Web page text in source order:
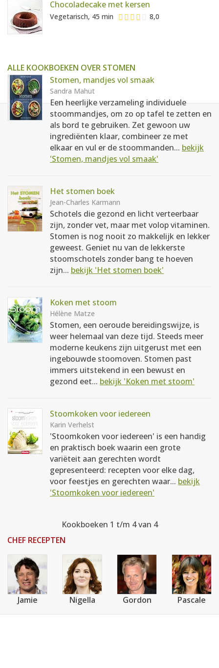
Chocoladecake met kersen
Vegetarisch, 45 min 8,0
ALLE KOOKBOEKEN OVER STOMEN
Stomen, mandjes vol smaak
Sandra Mahut
Een heerlijke verzameling individuele
stoommandjes, om zo op tafel te zetten en
als bord te gebruiken. Zet gewoon uw
ingrediënten klaar, combineer ze met
elkaar en vul er de stoommanden... bekijk
'Stomen, mandjes vol smaak'
Het stomen boek
Jean-Charles Karmann
Schotels die gezond en licht verteerbaar
zijn, zonder vet, maar met volop vitaminen.
Stomen is nog nooit zo makkelijk en lekker
geweest. Geniet nu van de lekkerste
stoomschotels zonder bang te hoeven
zijn... bekijk 'Het stomen boek'
Koken met stoom
Hélène Matze
Stomen, een oeroude bereidingswijze, is
weer helemaal van deze tijd. Steeds meer
moderne keukens zijn uitgerust met een
ingebouwde stoomoven. Stomen past
immers uitstekend in een bewust en
gezond eet... bekijk 'Koken met stoom'
Stoomkoken voor iedereen
Karin Verhelst
'Stoomkoken voor iedereen' is een handig
en praktisch boek waarin een grote
variëteit aan gerechten wordt
gepresenteerd: recepten voor elke dag,
voor feestjes en gerechten waar... bekijk
'Stoomkoken voor iedereen'
Kookboeken 1 t/m 4 van 4
CHEF RECEPTEN
Jamie Nigella Gordon Pascale